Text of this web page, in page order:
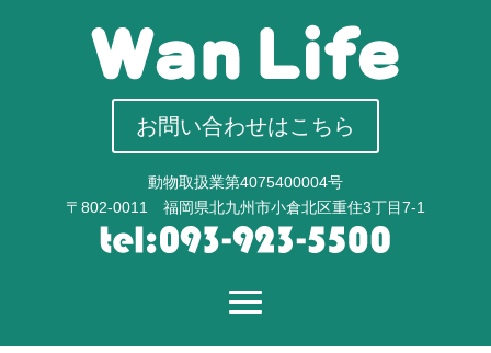
お問い合わせはこちら
動物取扱業第4075400004号
〒802-0011 福岡県北九州市小倉北区重住3丁目7-1